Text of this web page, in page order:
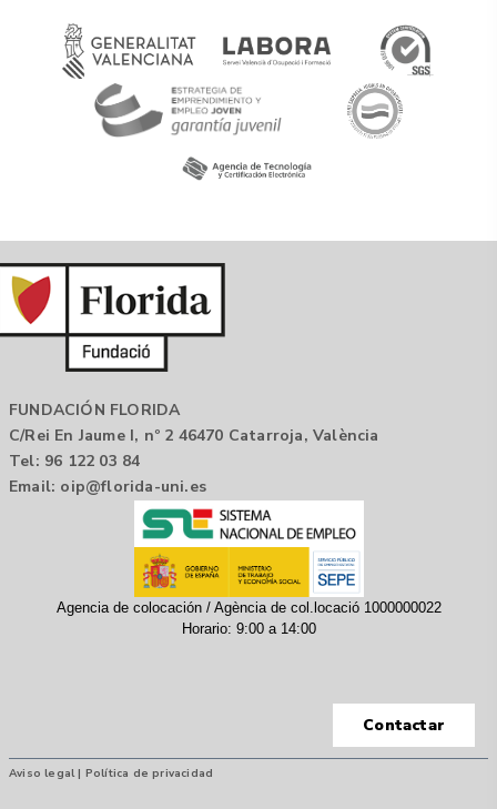
FUNDACIÓN FLORIDA
C/Rei En Jaume I, nº 2 46470 Catarroja, València
Tel: 96 122 03 84
Email: oip@florida-uni.es
Agencia de colocación / Agència de col.locació 1000000022
Horario: 9:00 a 14:00
Contactar
Aviso legal | Política de privacidad